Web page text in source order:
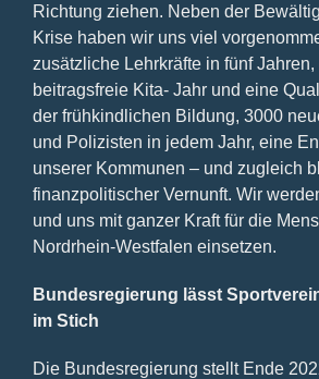
Richtung ziehen. Neben der
Krise haben wir uns viel
zusätzliche Lehrkräfte in fünf Jahren,
beitragsfreie Kita- Jahr und eine
der frühkindlichen Bildung, 3000
und Polizisten in jedem Jahr, eine
unserer Kommunen – und zugleich
finanzpolitischer Vernunft. Wir
und uns mit ganzer Kraft für die
Nordrhein-Westfalen einsetzen.
Bundesregierung lässt
im Stich
Die Bundesregierung stellt Ende